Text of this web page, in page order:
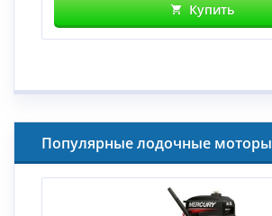
Купить
Популярные лодочные моторы